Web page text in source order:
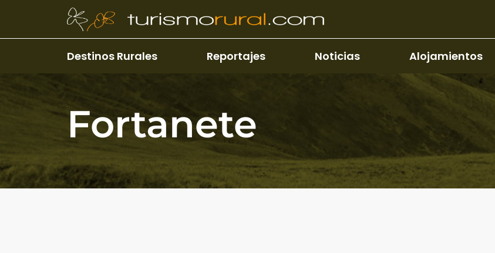
Pasar al contenido principal
Destinos Rurales Reportajes Noticias Alojamientos
Fortanete